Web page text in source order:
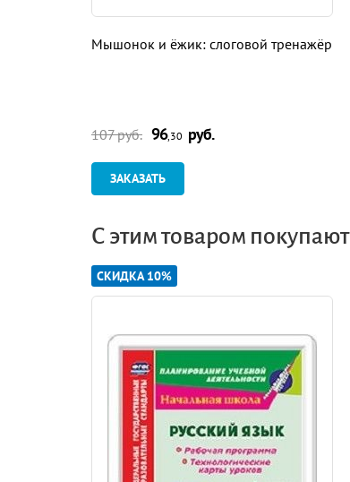
Мышонок и ёжик: слоговой тренажёр
107 руб. 96,30 руб.
ЗАКАЗАТЬ
С этим товаром покупают
СКИДКА 10%